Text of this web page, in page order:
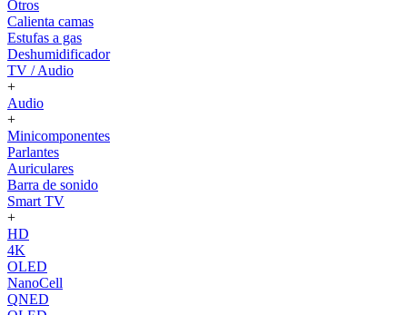
Otros
Calienta camas
Estufas a gas
Deshumidificador
TV / Audio
+
Audio
+
Minicomponentes
Parlantes
Auriculares
Barra de sonido
Smart TV
+
HD
4K
OLED
NanoCell
QNED